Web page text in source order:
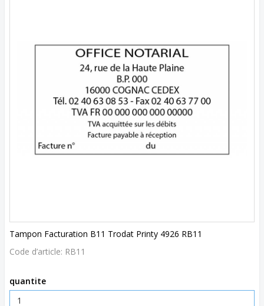
Tampon Facturation B11 Trodat Printy 4926 RB11
Code d’article: RB11
quantite